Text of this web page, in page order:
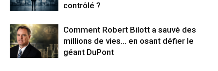
contrôlé ?
Comment Robert Bilott a sauvé des
millions de vies… en osant défier le
géant DuPont